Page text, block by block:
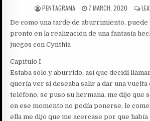
AUTHOR:
PENTAGRAMA
PUBLISHED
7 MARCH, 2020
De como una tarde de aburrimiento,
pronto en la realización de una fantasía
juegos con Cynthia
Capitulo I
Estaba solo y aburrido, así que decidí
quería ver si deseaba salir a dar una vuelta
teléfono, se puso su hermana, me dijo que
en ese momento no podía ponerse, le
ella me dijo que me acercase por que había